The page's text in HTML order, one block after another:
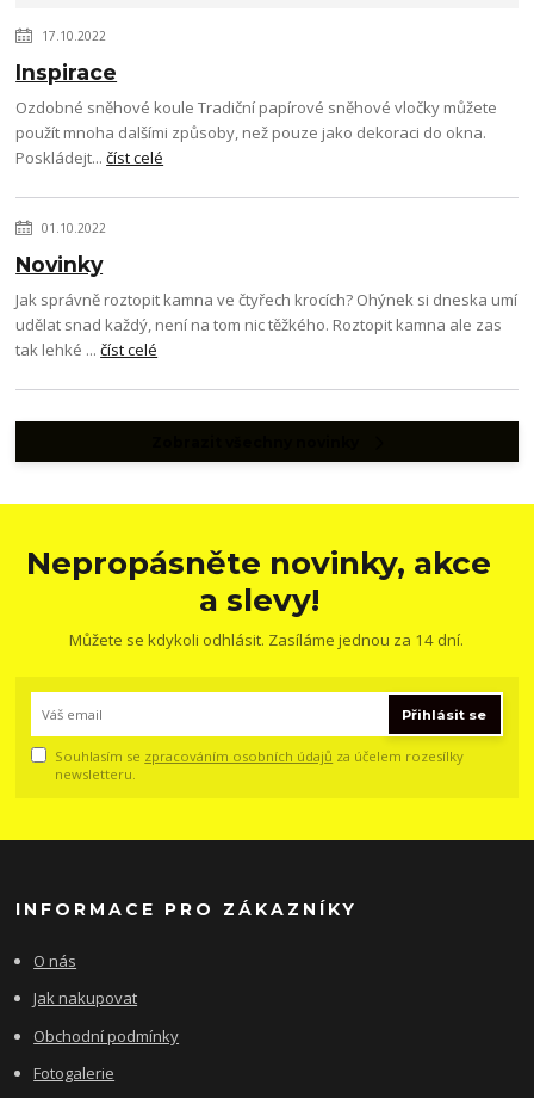
17.10.2022
Inspirace
Ozdobné sněhové koule Tradiční papírové sněhové vločky můžete
použít mnoha dalšími způsoby, než pouze jako dekoraci do okna.
Poskládejt...číst celé
01.10.2022
Novinky
Jak správně roztopit kamna ve čtyřech krocích? Ohýnek si dneska umí
udělat snad každý, není na tom nic těžkého. Roztopit kamna ale zas
tak lehké ...číst celé
Nepropásněte novinky, akce
a slevy!
Můžete se kdykoli odhlásit. Zasíláme jednou za 14 dní.
Přihlásit se
Souhlasím se zpracováním osobních údajů za účelem rozesílky
newsletteru.
INFORMACE PRO ZÁKAZNÍKY
O nás
Jak nakupovat
Obchodní podmínky
Fotogalerie